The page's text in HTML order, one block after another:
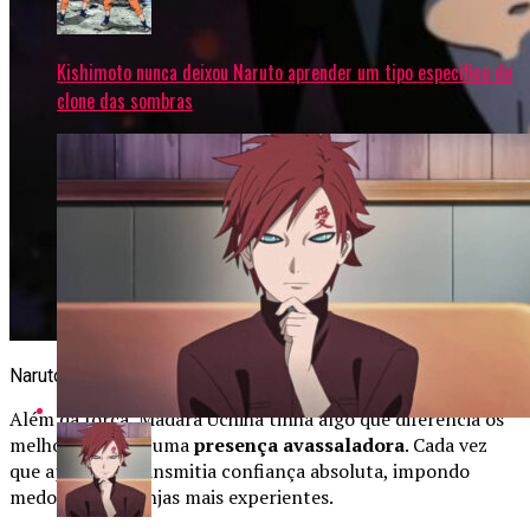
Naruto – Por que os fãs amam Madara Uchiha
Além da força, Madara Uchiha tinha algo que diferencia os
melhores vilões: umapresença avassaladora. Cada vez
que aparecia, transmitia confiança absoluta, impondo
medo até nos ninjas mais experientes.
Kishimoto nunca deixou Naruto aprender um tipo especifico de
clone das sombras